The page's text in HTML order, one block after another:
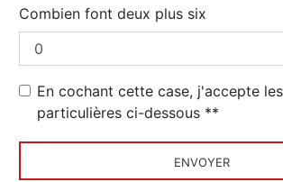
Combien font deux plus six
En cochant cette case, j'accepte
particulières ci-dessous **
ENVOYER